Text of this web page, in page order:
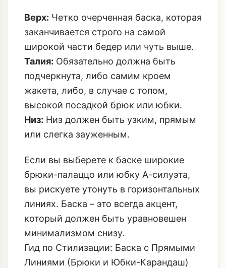
Верх: Четко очерченная баска, которая
заканчивается строго на самой
широкой части бедер или чуть выше.
Талия: Обязательно должна быть
подчеркнута, либо самим кроем
жакета, либо, в случае с топом,
высокой посадкой брюк или юбки.
Низ: Низ должен быть узким, прямым
или слегка зауженным.
Если вы выберете к баске широкие
брюки-палаццо или юбку А-силуэта,
вы рискуете утонуть в горизонтальных
линиях. Баска – это всегда акцент,
который должен быть уравновешен
минимализмом снизу.
Гид по Стилизации: Баска с Прямыми
Линиями (Брюки и Юбки-Карандаш)